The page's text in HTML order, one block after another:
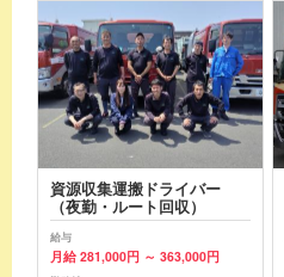
資源収集運搬ドライバー
（夜勤・ルート回収）
給与
月給 281,000円 ～ 363,000円